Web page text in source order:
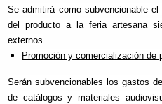
Se admitirá como subvencionable
del producto a la feria artesana
externos
Promoción y comercialización de
Serán subvencionables los gastos
de catálogos y materiales